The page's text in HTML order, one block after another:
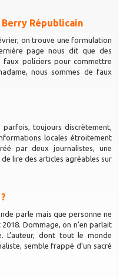
Républicain
on trouve une formulation
page nous dit que des
policiers pour commettre
nous sommes de faux
toujours discrètement,
locales étroitement
par deux journalistes, une
lire des articles agréables sur
parle mais que personne ne
Dommage, on n’en parlait
dont tout le monde
semble frappé d’un sacré